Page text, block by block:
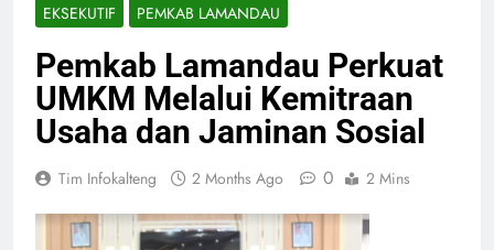
EKSEKUTIF PEMKAB LAMANDAU
Pemkab Lamandau Perkuat
UMKM Melalui Kemitraan
Usaha dan Jaminan Sosial
Tim Infokalteng 2 Months Ago 0 2 Mins